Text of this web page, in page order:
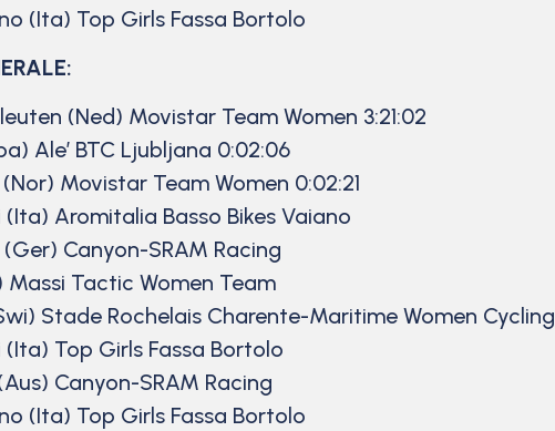
(Ita) Top Girls Fassa Bortolo
(Ned) Movistar Team Women 3:21:02
Ale’ BTC Ljubljana 0:02:06
Movistar Team Women 0:02:21
Aromitalia Basso Bikes Vaiano
Canyon-SRAM Racing
Massi Tactic Women Team
Stade Rochelais Charente-Maritime Women Cycling
Top Girls Fassa Bortolo
Canyon-SRAM Racing
(Ita) Top Girls Fassa Bortolo